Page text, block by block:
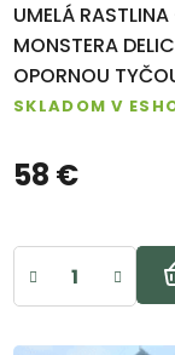
UMELÁ
MONSTERA
OPORNOU
SKLADOM V
58 €